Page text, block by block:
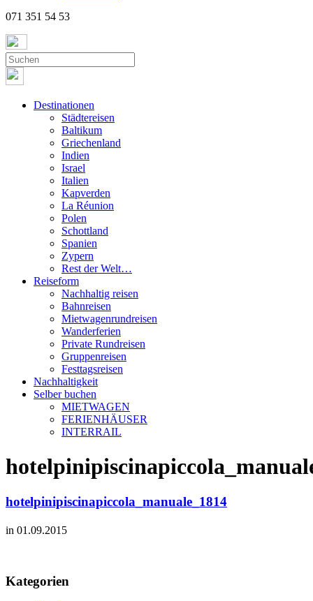
071 351 54 53
Destinationen
Städtereisen
Baltikum
Griechenland
Indien
Israel
Italien
Kapverden
La Réunion
Polen
Schottland
Spanien
Zypern
Rest der Welt…
Reiseform
Nachhaltig reisen
Bahnreisen
Mietwagenrundreisen
Wanderferien
Private Rundreisen
Gruppenreisen
Festtagsreisen
Nachhaltigkeit
Selber buchen
MIETWAGEN
FERIENHÄUSER
INTERRAIL
hotelpinipiscinapiccola_manuale_1814
in 01.09.2015
Kategorien